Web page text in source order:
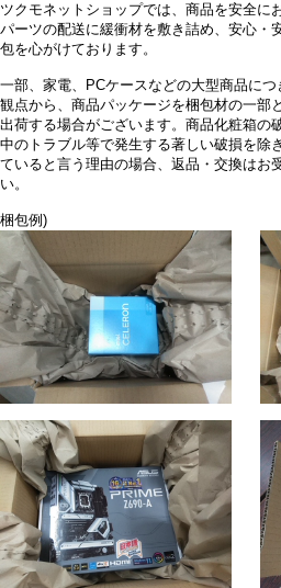
ツクモネットショップでは、商品を安全に
パーツの配送に緩衝材を敷き詰め、安心・
包を心がけております。
一部、家電、PCケースなどの大型商品に
観点から、商品パッケージを梱包材の一部
出荷する場合がございます。商品化粧箱の
中のトラブル等で発生する著しい破損を除
ていると言う理由の場合、返品・交換はお
い。
梱包例)